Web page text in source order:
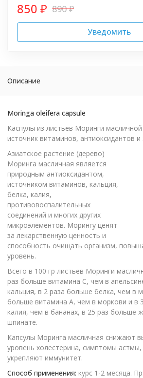
850 ₽ 890₽
Уведомить
Описание
Moringa oleifera capsule
Каспулы из листьев Моринги
источник витаминов, антиоксидантов
Азиатское растение (дерево)
Моринга масличная является
природным антиоксидантом,
источником витаминов, кальция,
белка, калия,
противовоспалительных
соединений и многих других
микроэлементов. Морингу ценят
за лекарственную ценность и
способность очищать организм,
уровень.
Всего в 100 гр листьев Моринги
раз больше витамина С, чем в
кальция, в 2 раза больше белка, чем в
больше витамина А, чем в моркови и в
калия, чем в бананах, в 25 раз больше
шпинате.
Капсулы Моринга масличная снижают
уровень холестерина, симптомы
укрепляют иммунитет.
Способ применения: курс 1-2 месяца.